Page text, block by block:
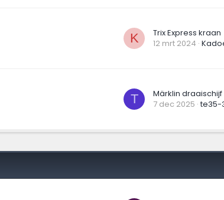
K
Trix Express kraan
12 mrt 2024
T
7 dec 2025 te35-